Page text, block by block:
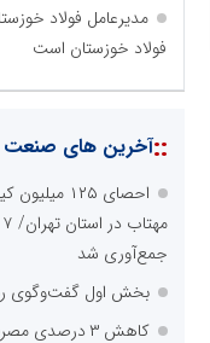
مدیرعامل فولاد
فولاد خوزستان است
::آخرین های صنعت
احصای ۱۲۵
جمع‌آوری شد
بخش اول گفت‌وگوی
کاهش ۳